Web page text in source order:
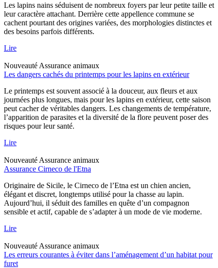
Les lapins nains séduisent de nombreux foyers par leur petite taille et
leur caractère attachant. Derrière cette appellence commune se
cachent pourtant des origines variées, des morphologies distinctes et
des besoins parfois différents.
Lire
Nouveauté Assurance animaux
Les dangers cachés du printemps pour les lapins en extérieur
Le printemps est souvent associé à la douceur, aux fleurs et aux
journées plus longues, mais pour les lapins en extérieur, cette saison
peut cacher de véritables dangers. Les changements de température,
l’apparition de parasites et la diversité de la flore peuvent poser des
risques pour leur santé.
Lire
Nouveauté Assurance animaux
Assurance Cirneco de l'Etna
Originaire de Sicile, le Cirneco de l’Etna est un chien ancien,
élégant et discret, longtemps utilisé pour la chasse au lapin.
Aujourd’hui, il séduit des familles en quête d’un compagnon
sensible et actif, capable de s’adapter à un mode de vie moderne.
Lire
Nouveauté Assurance animaux
Les erreurs courantes à éviter dans l’aménagement d’un habitat pour
furet